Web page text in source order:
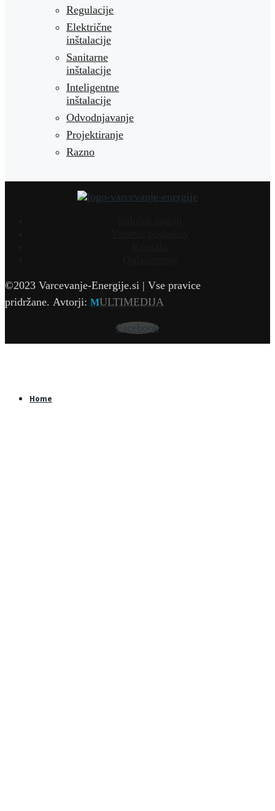
Regulacije
Električne
inštalacije
Sanitarne
inštalacije
Inteligentne
inštalacije
Odvodnjavanje
Projektiranje
Razno
©2023 Varcevanje-Energije.si | Vse pravice
pridržane. Avtorji: MULTIMEDIJA
Facebook
Home